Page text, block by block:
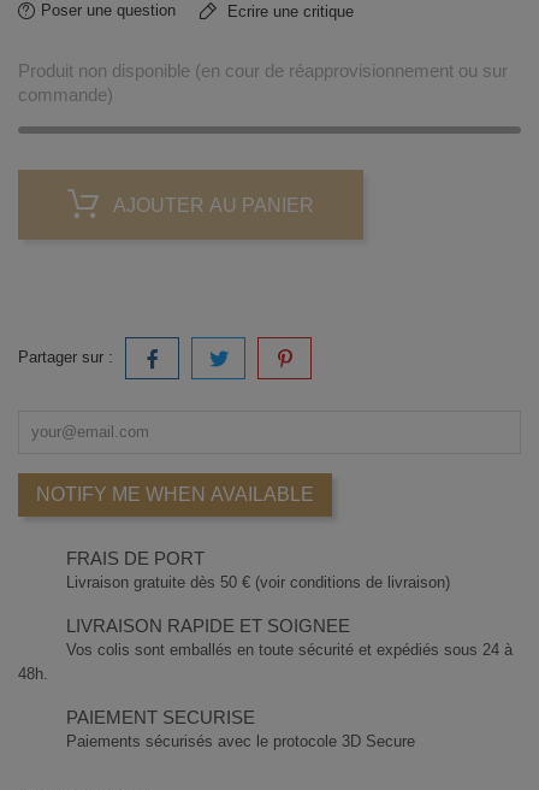
Poser une question Ecrire une critique
Produit non disponible (en cour de réapprovisionnement ou sur
commande)
AJOUTER AU PANIER
Partager sur :
NOTIFY ME WHEN AVAILABLE
FRAIS DE PORT
Livraison gratuite dès 50 € (voir conditions de livraison)
LIVRAISON RAPIDE ET SOIGNEE
Vos colis sont emballés en toute sécurité et expédiés sous 24 à
48h.
PAIEMENT SECURISE
Paiements sécurisés avec le protocole 3D Secure